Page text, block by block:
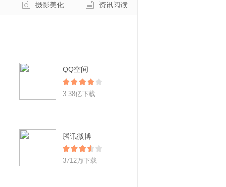
摄影美化 资讯阅读
QQ空间
3.38亿下载
腾讯微博
3712万下载